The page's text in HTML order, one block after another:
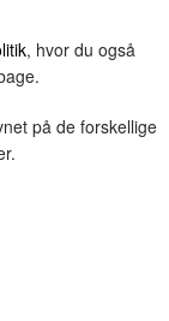
, hvor du også
på de forskellige